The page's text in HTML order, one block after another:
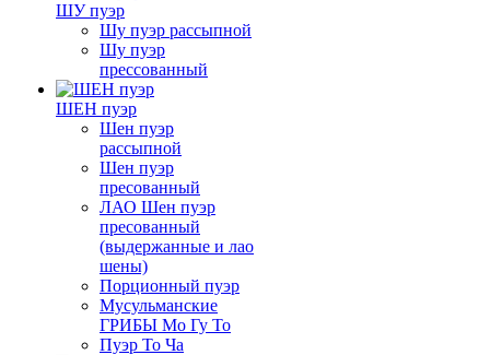
ШУ пуэр
Шу пуэр рассыпной
Шу пуэр
прессованный
ШЕН пуэр
Шен пуэр
рассыпной
Шен пуэр
пресованный
ЛАО Шен пуэр
пресованный
(выдержанные и лао
шены)
Порционный пуэр
Мусульманские
ГРИБЫ Мо Гу То
Пуэр То Ча